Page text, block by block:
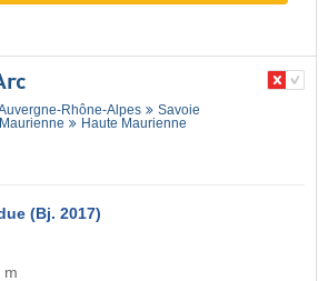
Rhône-Alpes
Savoie
Maurienne
Haute Maurienne
(Bj. 2017)
m